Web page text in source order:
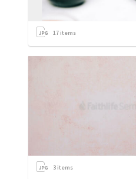
17 items
3 items